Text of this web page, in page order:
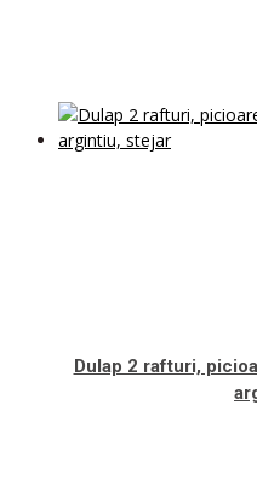
Dulap 2 rafturi,